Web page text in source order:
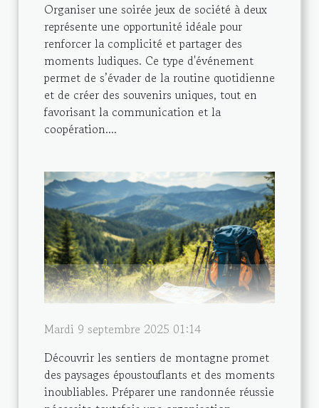
Organiser une soirée jeux de société à deux
représente une opportunité idéale pour
renforcer la complicité et partager des
moments ludiques. Ce type d'événement
permet de s’évader de la routine quotidienne
et de créer des souvenirs uniques, tout en
favorisant la communication et la
coopération....
Mardi 9 septembre 2025 01:14
Découvrir les sentiers de montagne promet
des paysages époustouflants et des moments
inoubliables. Préparer une randonnée réussie